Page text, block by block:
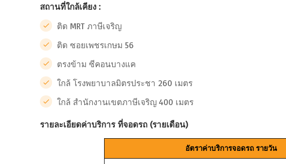
สถานที่ใกล้เคียง :
ติด MRT ภาษีเจริญ
ติด ซอยเพชรเกษม 56
ตรงข้าม ซีคอนบางแค
ใกล้ โรงพยาบาลมิตรประชา 260 เมตร
ใกล้ สำนักงานเขตภาษีเจริญ 400 เมตร
รายละเอียดค่าบริการ ที่จอดรถ (รายเดือน)
อัตราค่าบริการจอดรถ รายวัน